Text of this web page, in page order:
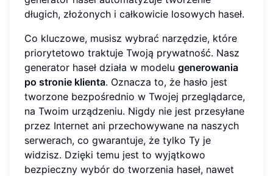
długich, złożonych i całkowicie losowych haseł.
Co kluczowe, musisz wybrać narzędzie, które
priorytetowo traktuje Twoją prywatność. Nasz
generator haseł działa w modelu generowania
po stronie klienta. Oznacza to, że hasło jest
tworzone bezpośrednio w Twojej przeglądarce,
na Twoim urządzeniu. Nigdy nie jest przesyłane
przez Internet ani przechowywane na naszych
serwerach, co gwarantuje, że tylko Ty je
widzisz. Dzięki temu jest to wyjątkowo
bezpieczny wybór do tworzenia haseł, nawet